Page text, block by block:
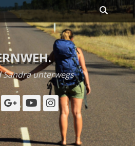
Suchen
Sandra unterwegs
Googleplus
YouTube
Instagram